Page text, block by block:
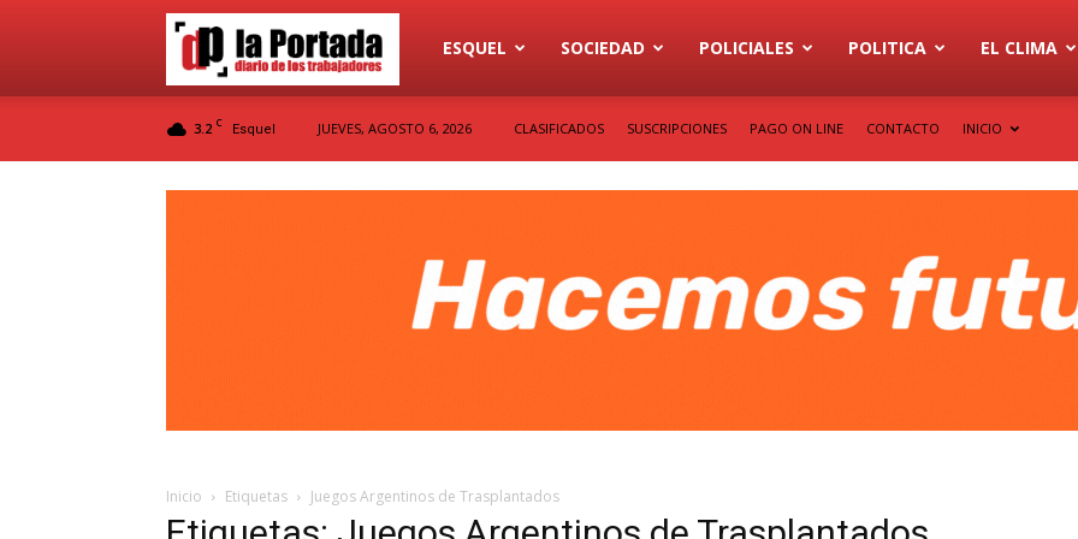
Diario
La
ESQUEL SOCIEDAD POLICIALES POLITICA EL CLIMA
3.2 C Esquel JUEVES, AGOSTO 6, 2026 CLASIFICADOS SUSCRIPCIONES PAGO ON LINE CONTACTO INICIO
Inicio Etiquetas Juegos Argentinos de Trasplantados